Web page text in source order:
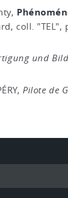
coll. "TEL",
und Bild
Pilote de